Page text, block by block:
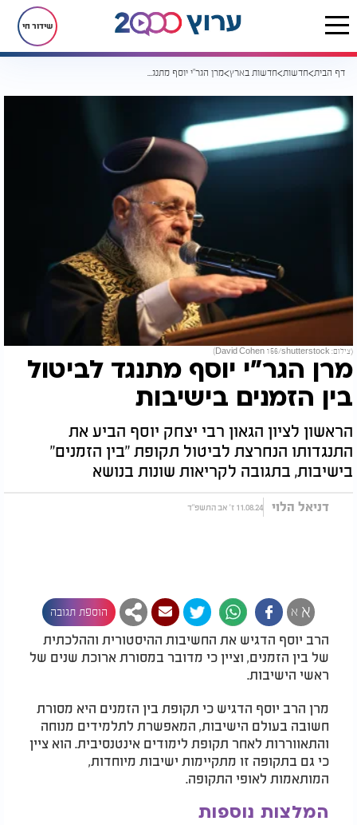
שידור חי
דף הבית חדשות חדשות בארץ מרן הגר"י יוסף מתנגד לביטול בין הזמנים בישיבות
(צילום: David Cohen 156/shutterstock)
מרן הגר"י יוסף מתנגד לביטול
בין הזמנים בישיבות
הראשון לציון הגאון רבי יצחק יוסף הביע את
התנגדותו הנחרצת לביטול תקופת "בין הזמנים"
בישיבות, בתגובה לקריאות שונות בנושא
דניאל הלוי 11.08.24 ז' אב התשפ"ד
א א הוספת תגובה
הרב יוסף הדגיש את החשיבות ההיסטורית וההלכתית
של בין הזמנים, וציין כי מדובר במסורת ארוכת שנים של
ראשי הישיבות.
מרן הרב יוסף הדגיש כי תקופת בין הזמנים היא מסורת
חשובה בעולם הישיבות, המאפשרת לתלמידים מנוחה
והתאווררות לאחר תקופת לימודים אינטנסיבית. הוא ציין
כי גם בתקופה זו מתקיימות ישיבות מיוחדות,
המותאמות לאופי התקופה.
המלצות נוספות